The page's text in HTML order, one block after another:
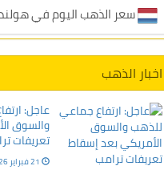
سعر الذهب اليوم في
اخبار الذهب
عاجل:
والسوق
تعريفات
21 فبراير 2026 | 06:47 ص